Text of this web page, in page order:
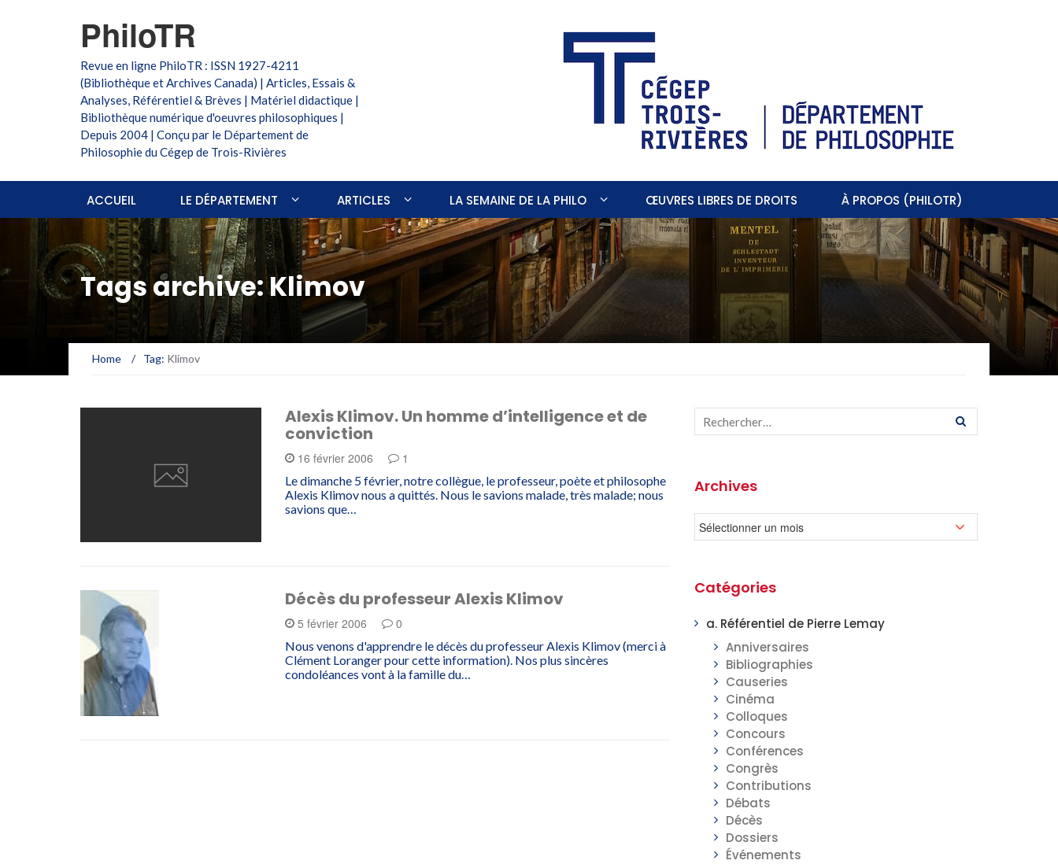
PhiloTR
Revue en ligne PhiloTR : ISSN 1927-4211
(Bibliothèque et Archives Canada) | Articles, Essais &
Analyses, Référentiel & Brèves | Matériel didactique |
Bibliothèque numérique d'oeuvres philosophiques |
Depuis 2004 | Conçu par le Département de
Philosophie du Cégep de Trois-Rivières
ACCUEIL LE DÉPARTEMENT ARTICLES LA SEMAINE DE LA PHILO ŒUVRES LIBRES DE DROITS À PROPOS (PHILOTR)
Tags archive: Klimov
Home / Tag: Klimov
Alexis Klimov. Un homme d’intelligence et de
conviction
16 février 2006 1
Le dimanche 5 février, notre collègue, le professeur, poète et philosophe
Alexis Klimov nous a quittés. Nous le savions malade, très malade; nous
savions que…
Décès du professeur Alexis Klimov
5 février 2006 0
Nous venons d'apprendre le décès du professeur Alexis Klimov (merci à
Clément Loranger pour cette information). Nos plus sincères
condoléances vont à la famille du…
Archives
Catégories
a. Référentiel de Pierre Lemay
Anniversaires
Bibliographies
Causeries
Cinéma
Colloques
Concours
Conférences
Congrès
Contributions
Débats
Décès
Dossiers
Événements